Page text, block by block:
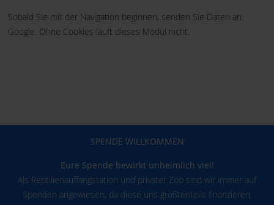
Sobald Sie mit der Navigation beginnen, senden Sie Daten an
Google. Ohne Cookies läuft dieses Modul nicht.
SPENDE WILLKOMMEN
Eure Spende bewirkt unheimlich viel!
Als Reptilienauffangstation und privater Zoo sind wir immer auf
Spenden angewiesen, da diese uns größtenteils finanzieren.